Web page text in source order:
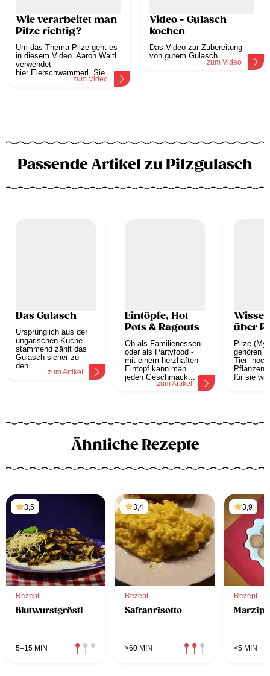
Wie verarbeitet man
Pilze richtig?
Um das Thema Pilze geht es
in diesem Video. Aaron Waltl
verwendet
hier Eierschwammerl. Sie...
zum Video
Video - Gulasch
kochen
Das Video zur Zubereitung
von gutem Gulasch
zum Video
Passende Artikel zu Pilzgulasch
Das Gulasch
Ursprünglich aus der
ungarischen Küche
stammend zählt das
Gulasch sicher zu
den...
zum Artikel
Eintöpfe, Hot
Pots & Ragouts
Ob als Familienessen
oder als Partyfood -
mit einem herzhaften
Eintopf kann man
jeden Geschmack...
zum Artikel
über
Pilze
gehören
Tier-
für sie
Ähnliche Rezepte
3,5
Rezept
Blutwurstgröstl
5–15 MIN
3,4
Rezept
Safranrisotto
>60 MIN
3,9
Rezept
<5 MIN